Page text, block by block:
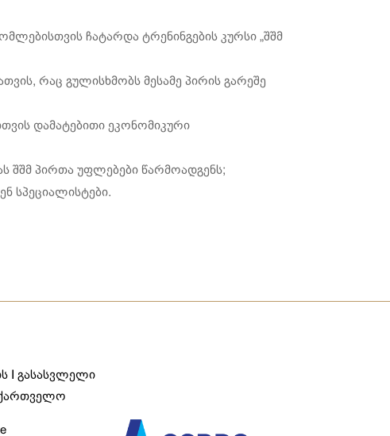
ჩატარდა ტრენინგების კურსი „შშმ
რაც გულისხმობს მესამე პირის გარეშე
დამატებითი ეკონომიკური
შშმ პირთა უფლებები წარმოადგენს;
სპეციალისტები.
I გასასვლელი